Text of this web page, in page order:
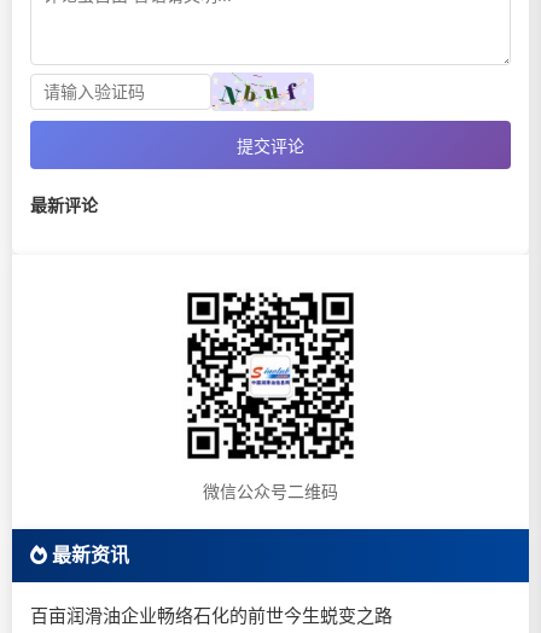
提交评论
最新评论
微信公众号二维码
最新资讯
百亩润滑油企业畅络石化的前世今生蜕变之路